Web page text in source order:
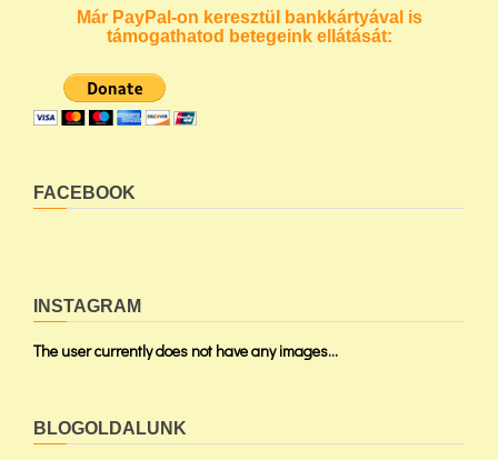
Már PayPal-on keresztül bankkártyával is
támogathatod betegeink ellátását:
FACEBOOK
INSTAGRAM
The user currently does not have any images...
BLOGOLDALUNK